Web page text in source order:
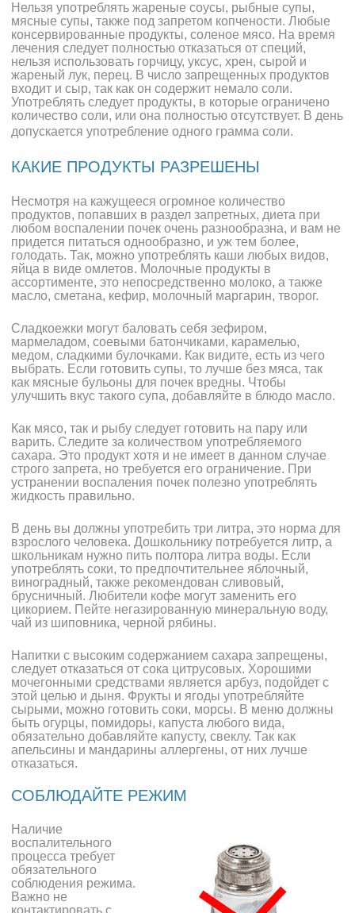
Нельзя употреблять жареные соусы, рыбные супы,
мясные супы, также под запретом копчености. Любые
консервированные продукты, соленое мясо. На время
лечения следует полностью отказаться от специй,
нельзя использовать горчицу, уксус, хрен, сырой и
жареный лук, перец. В число запрещенных продуктов
входит и сыр, так как он содержит немало соли.
Употреблять следует продукты, в которые ограничено
количество соли, или она полностью отсутствует. В день
допускается употребление одного грамма соли.
КАКИЕ ПРОДУКТЫ РАЗРЕШЕНЫ
Несмотря на кажущееся огромное количество
продуктов, попавших в раздел запретных, диета при
любом воспалении почек очень разнообразна, и вам не
придется питаться однообразно, и уж тем более,
голодать. Так, можно употреблять каши любых видов,
яйца в виде омлетов. Молочные продукты в
ассортименте, это непосредственно молоко, а также
масло, сметана, кефир, молочный маргарин, творог.
Сладкоежки могут баловать себя зефиром,
мармеладом, соевыми батончиками, карамелью,
медом, сладкими булочками. Как видите, есть из чего
выбрать. Если готовить супы, то лучше без мяса, так
как мясные бульоны для почек вредны. Чтобы
улучшить вкус такого супа, добавляйте в блюдо масло.
Как мясо, так и рыбу следует готовить на пару или
варить. Следите за количеством употребляемого
сахара. Это продукт хотя и не имеет в данном случае
строго запрета, но требуется его ограничение. При
устранении воспаления почек полезно употреблять
жидкость правильно.
В день вы должны употребить три литра, это норма для
взрослого человека. Дошкольнику потребуется литр, а
школьникам нужно пить полтора литра воды. Если
употреблять соки, то предпочтительнее яблочный,
виноградный, также рекомендован сливовый,
брусничный. Любители кофе могут заменить его
цикорием. Пейте негазированную минеральную воду,
чай из шиповника, черной рябины.
Напитки с высоким содержанием сахара запрещены,
следует отказаться от сока цитрусовых. Хорошими
мочегонными средствами является арбуз, подойдет с
этой целью и дыня. Фрукты и ягоды употребляйте
сырыми, можно готовить соки, морсы. В меню должны
быть огурцы, помидоры, капуста любого вида,
обязательно добавляйте капусту, свеклу. Так как
апельсины и мандарины аллергены, от них лучше
отказаться.
СОБЛЮДАЙТЕ РЕЖИМ
Наличие
воспалительного
процесса требует
обязательного
соблюдения режима.
Важно не